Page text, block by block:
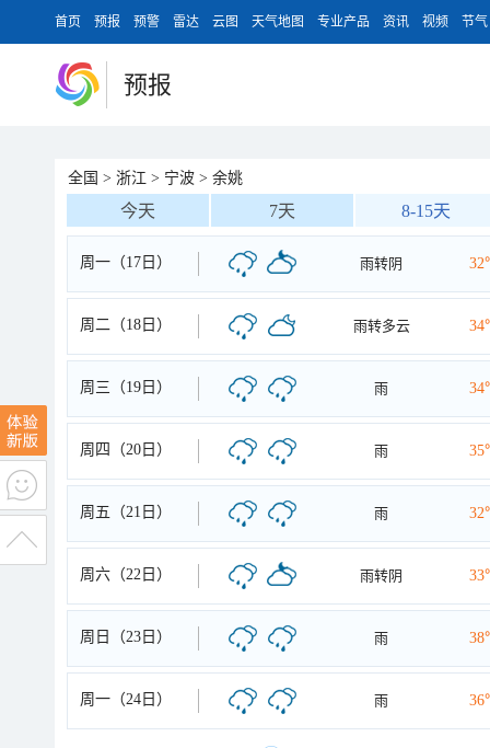
首页 预报 预警 雷达 云图 天气地图 专业产品 资讯 视频 节气
预报
全国 > 浙江 > 宁波 > 余姚
今天 7天 8-15天
周一（17日） 雨转阴
周二（18日） 雨转多云
周三（19日） 雨
周四（20日） 雨
周五（21日） 雨
周六（22日） 雨转阴
周日（23日） 雨
周一（24日） 雨